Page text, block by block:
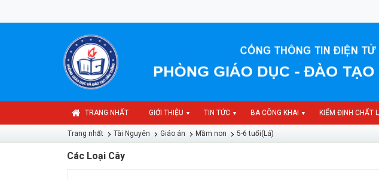
TRANG NHẤT GIỚI THIỆU ▼ TIN TỨC ▼ BA CÔNG KHAI ▼ KIỂM ĐỊNH CHẤT
Trang nhất Tài Nguyên Giáo án Mầm non 5-6 tuổi(Lá)
Các Loại Cây